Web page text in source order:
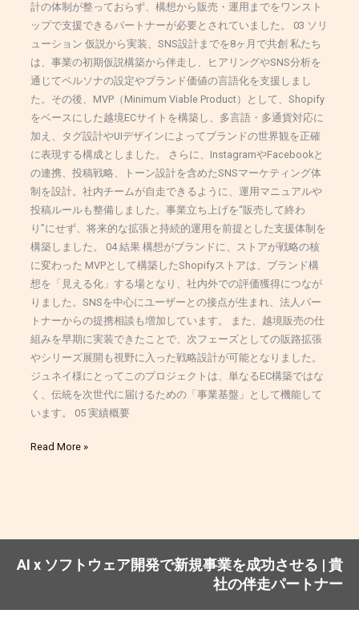
計の体制が整っておらず、構想から販売・運用までをワンスト
ップで支援できるパートナーが必要とされていました。 03 ソリ
ューション 仮説から実装、SNS設計までを8ヶ月で共創 私たち
は、事業の初期仮説構築から伴走し、ヒアリングやSNS分析を
通じてペルソナの設定やブランド価値の言語化を支援しまし
た。その後、MVP（Minimum Viable Product）として、Shopify
をベースにした越境ECサイトを構築し、多言語・多通貨対応に
加え、タグ設計やUIデザインによってブランドの世界観を正確
に表現する構成としました。 さらに、InstagramやFacebookと
の連携、投稿戦略、トーン設計を含めたSNSマーケティング体
制を設計。社内チームが自走できるように、運用マニュアルや
投稿ルールも整備しました。事業立ち上げを“販売して終わ
り”にせず、将来的な拡張と持続的運用を前提とした支援体制を
構築しました。 04 結果 構想がブランドに、ストアが戦略の核
に変わった MVPとして構築したShopifyストアは、ブランド構
想を「見える化」する場となり、社内外での評価獲得につなが
りました。SNSを中心にユーザーとの接点が生まれ、法人パー
トナーからの提携相談も増加しています。 また、越境販売の仕
組みを早期に実装できたことで、次フェーズとしての販路拡張
やシリーズ展開も視野に入った戦略設計が可能となりました。
ジュネイ様にとってこのプロジェクトは、単なるEC構築ではな
く、伝統を次世代に届けるための「事業基盤」として機能して
います。 05 実績概要
Read More »
AI x ソフトウェア開発で新規事業を成功させる | 貴
社の伴走パートナー